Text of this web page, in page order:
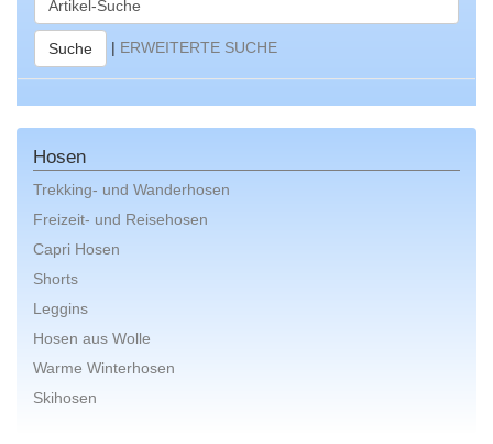
Suche | ERWEITERTE SUCHE
Hosen
Trekking- und Wanderhosen
Freizeit- und Reisehosen
Capri Hosen
Shorts
Leggins
Hosen aus Wolle
Warme Winterhosen
Skihosen